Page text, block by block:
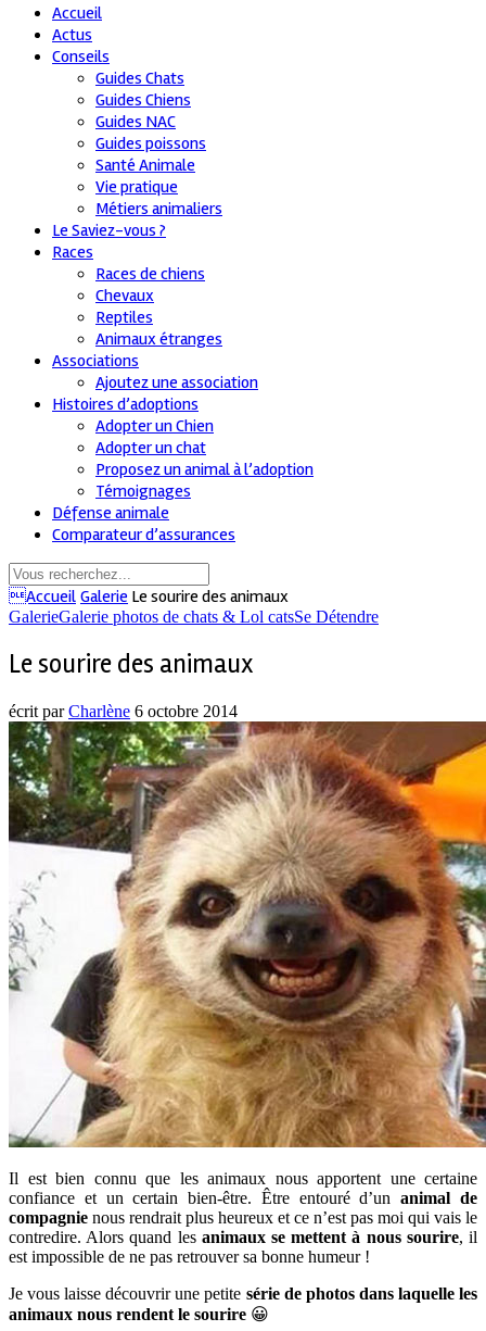
Accueil
Actus
Conseils
Guides Chats
Guides Chiens
Guides NAC
Guides poissons
Santé Animale
Vie pratique
Métiers animaliers
Le Saviez-vous ?
Races
Races de chiens
Chevaux
Reptiles
Animaux étranges
Associations
Ajoutez une association
Histoires d’adoptions
Adopter un Chien
Adopter un chat
Proposez un animal à l’adoption
Témoignages
Défense animale
Comparateur d’assurances
Accueil Galerie Le sourire des animaux
GalerieGalerie photos de chats & Lol catsSe Détendre
Le sourire des animaux
écrit parCharlène 6 octobre 2014
Il est bien connu que les animaux nous apportent une certaine
confiance et un certain bien-être. Être entouré d’un animal de
compagnie nous rendrait plus heureux et ce n’est pas moi qui vais le
contredire. Alors quand les animaux se mettent à nous sourire, il
est impossible de ne pas retrouver sa bonne humeur !
Je vous laisse découvrir une petite série de photos dans laquelle les
animaux nous rendent le sourire 😀